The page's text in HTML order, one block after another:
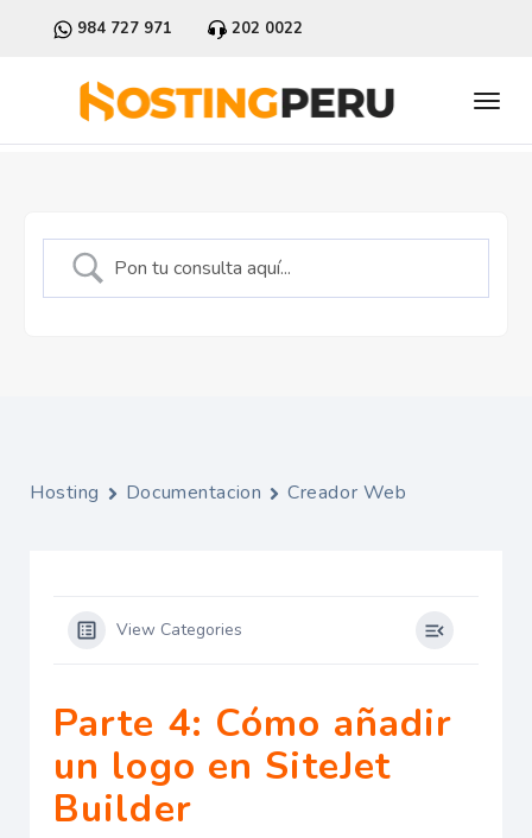
984 727 971 202 0022
Hosting Documentacion Creador Web
View Categories
Parte 4: Cómo añadir
un logo en SiteJet
Builder